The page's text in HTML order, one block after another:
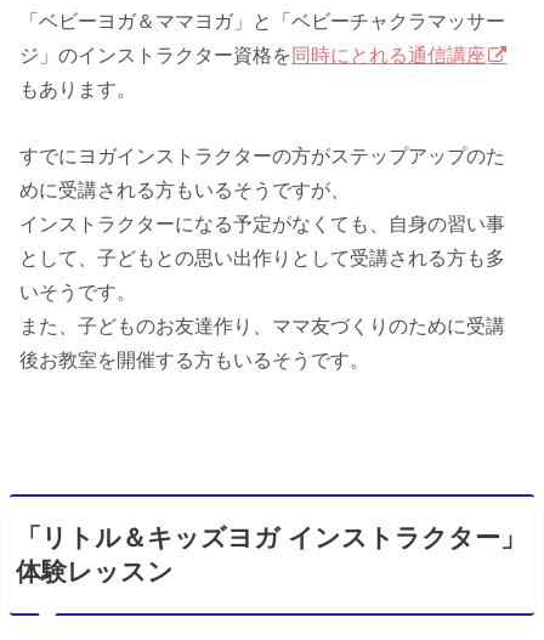
「ベビーヨガ＆ママヨガ」と「ベビーチャクラマッサー
ジ」のインストラクター資格を同時にとれる通信講座
もあります。
すでにヨガインストラクターの方がステップアップのた
めに受講される方もいるそうですが、
インストラクターになる予定がなくても、自身の習い事
として、子どもとの思い出作りとして受講される方も多
いそうです。
また、子どものお友達作り、ママ友づくりのために受講
後お教室を開催する方もいるそうです。
「リトル＆キッズヨガ インストラクター」
体験レッスン